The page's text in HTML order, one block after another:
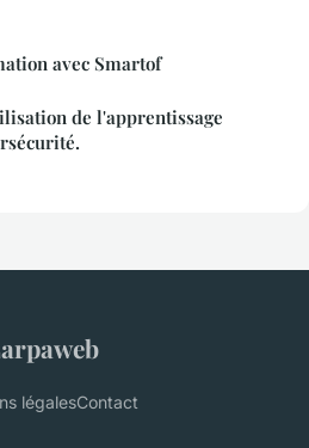
avec Smartof
de l'apprentissage
légalesContact